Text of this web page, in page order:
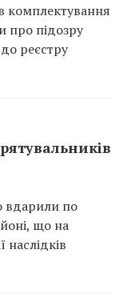
комплектування
про підозру
реєстру
вдарили по
що на
наслідків